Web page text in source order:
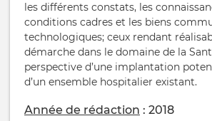
les différents constats, les
conditions cadres et les biens
technologiques; ceux rendant
démarche dans le domaine de la
perspective d’une implantation
d’un ensemble hospitalier existant.
Année de rédaction : 2018